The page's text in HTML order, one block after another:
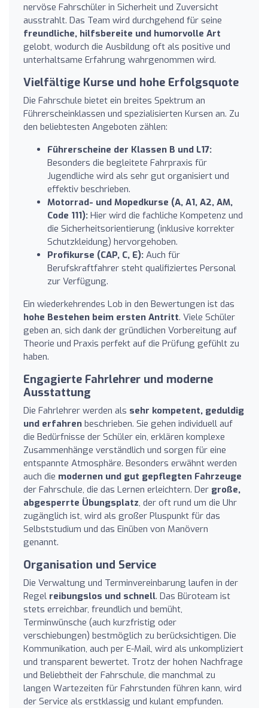
nervöse Fahrschüler in Sicherheit und Zuversicht
ausstrahlt. Das Team wird durchgehend für seine
freundliche, hilfsbereite und humorvolle Art
gelobt, wodurch die Ausbildung oft als positive und
unterhaltsame Erfahrung wahrgenommen wird.
Vielfältige Kurse und hohe Erfolgsquote
Die Fahrschule bietet ein breites Spektrum an
Führerscheinklassen und spezialisierten Kursen an. Zu
den beliebtesten Angeboten zählen:
Führerscheine der Klassen B und L17:
Besonders die begleitete Fahrpraxis für
Jugendliche wird als sehr gut organisiert und
effektiv beschrieben.
Motorrad- und Mopedkurse (A, A1, A2, AM,
Code 111): Hier wird die fachliche Kompetenz und
die Sicherheitsorientierung (inklusive korrekter
Schutzkleidung) hervorgehoben.
Profikurse (CAP, C, E): Auch für
Berufskraftfahrer steht qualifiziertes Personal
zur Verfügung.
Ein wiederkehrendes Lob in den Bewertungen ist das
hohe Bestehen beim ersten Antritt. Viele Schüler
geben an, sich dank der gründlichen Vorbereitung auf
Theorie und Praxis perfekt auf die Prüfung gefühlt zu
haben.
Engagierte Fahrlehrer und moderne
Ausstattung
Die Fahrlehrer werden als sehr kompetent, geduldig
und erfahren beschrieben. Sie gehen individuell auf
die Bedürfnisse der Schüler ein, erklären komplexe
Zusammenhänge verständlich und sorgen für eine
entspannte Atmosphäre. Besonders erwähnt werden
auch die modernen und gut gepflegten Fahrzeuge
der Fahrschule, die das Lernen erleichtern. Der große,
abgesperrte Übungsplatz, der oft rund um die Uhr
zugänglich ist, wird als großer Pluspunkt für das
Selbststudium und das Einüben von Manövern
genannt.
Organisation und Service
Die Verwaltung und Terminvereinbarung laufen in der
Regel reibungslos und schnell. Das Büroteam ist
stets erreichbar, freundlich und bemüht,
Terminwünsche (auch kurzfristig oder
verschiebungen) bestmöglich zu berücksichtigen. Die
Kommunikation, auch per E-Mail, wird als unkompliziert
und transparent bewertet. Trotz der hohen Nachfrage
und Beliebtheit der Fahrschule, die manchmal zu
langen Wartezeiten für Fahrstunden führen kann, wird
der Service als erstklassig und kulant empfunden.